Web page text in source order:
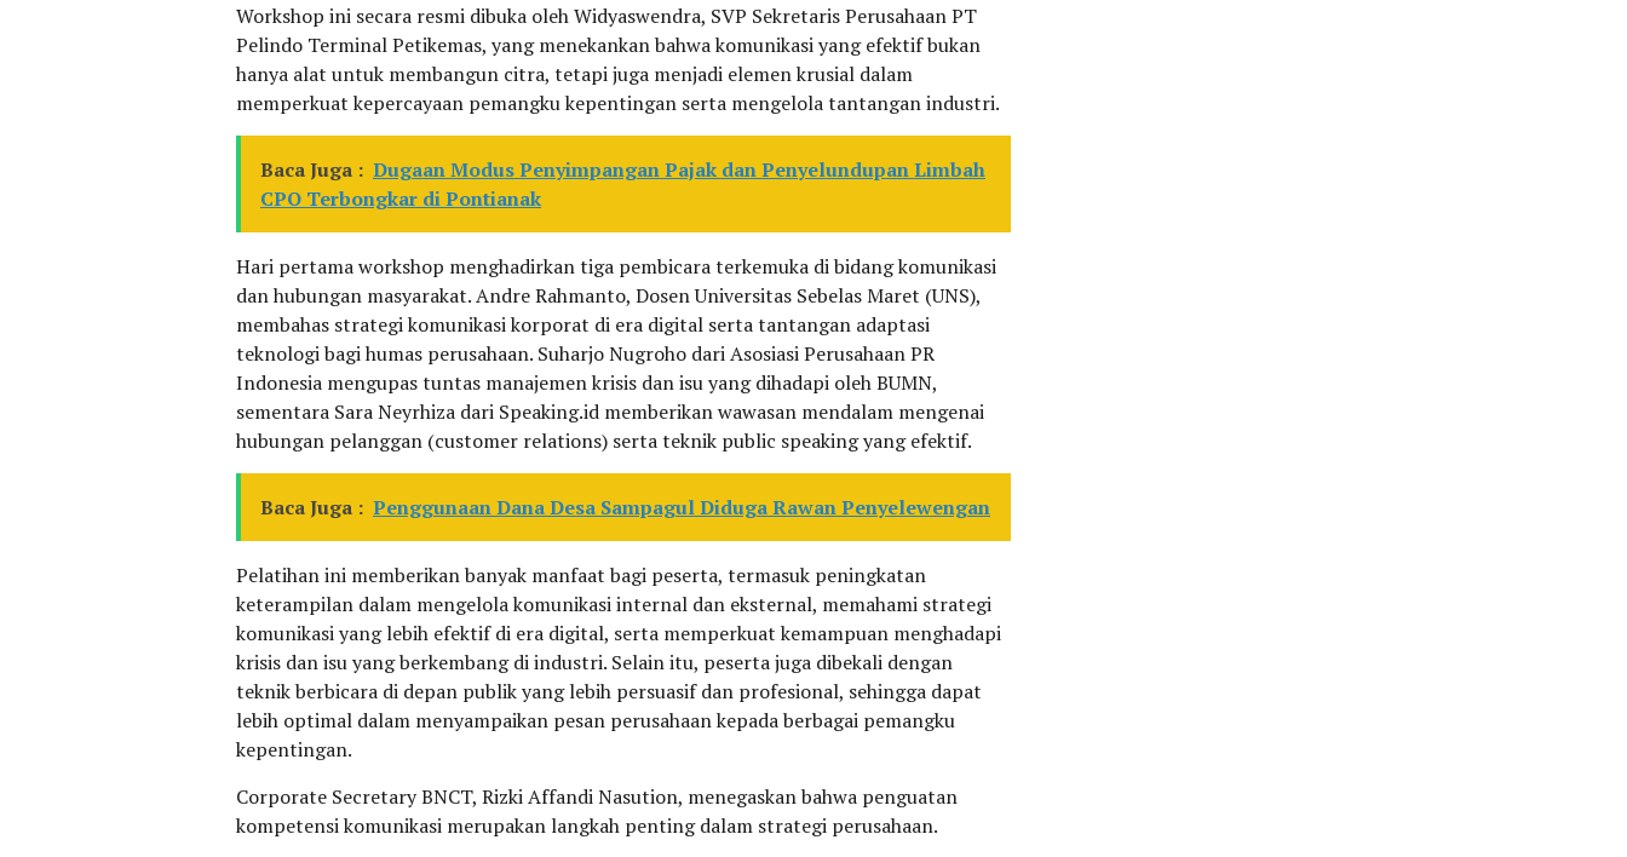
Workshop ini secara resmi dibuka oleh Widyaswendra, SVP Sekretaris Perusahaan PT
Pelindo Terminal Petikemas, yang menekankan bahwa komunikasi yang efektif bukan
hanya alat untuk membangun citra, tetapi juga menjadi elemen krusial dalam
memperkuat kepercayaan pemangku kepentingan serta mengelola tantangan industri.
Baca Juga : Dugaan Modus Penyimpangan Pajak dan Penyelundupan Limbah
CPO Terbongkar di Pontianak
Hari pertama workshop menghadirkan tiga pembicara terkemuka di bidang komunikasi
dan hubungan masyarakat. Andre Rahmanto, Dosen Universitas Sebelas Maret (UNS),
membahas strategi komunikasi korporat di era digital serta tantangan adaptasi
teknologi bagi humas perusahaan. Suharjo Nugroho dari Asosiasi Perusahaan PR
Indonesia mengupas tuntas manajemen krisis dan isu yang dihadapi oleh BUMN,
sementara Sara Neyrhiza dari Speaking.id memberikan wawasan mendalam mengenai
hubungan pelanggan (customer relations) serta teknik public speaking yang efektif.
Baca Juga : Penggunaan Dana Desa Sampagul Diduga Rawan Penyelewengan
Pelatihan ini memberikan banyak manfaat bagi peserta, termasuk peningkatan
keterampilan dalam mengelola komunikasi internal dan eksternal, memahami strategi
komunikasi yang lebih efektif di era digital, serta memperkuat kemampuan menghadapi
krisis dan isu yang berkembang di industri. Selain itu, peserta juga dibekali dengan
teknik berbicara di depan publik yang lebih persuasif dan profesional, sehingga dapat
lebih optimal dalam menyampaikan pesan perusahaan kepada berbagai pemangku
kepentingan.
Corporate Secretary BNCT, Rizki Affandi Nasution, menegaskan bahwa penguatan
kompetensi komunikasi merupakan langkah penting dalam strategi perusahaan.